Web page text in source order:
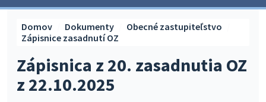
Zápisnica z 20. zasadnutia OZ
z 22.10.2025
Domov Dokumenty
Obecné zastupiteľstvo
Zápisnice zasadnutí OZ